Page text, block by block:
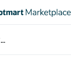
MANEJO DE LA CENTRÍFUGA DE MESA LABWE TD4A